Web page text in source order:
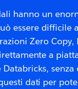
hanno un
essere difficile
Zero Copy,
a
Databricks,
dati per